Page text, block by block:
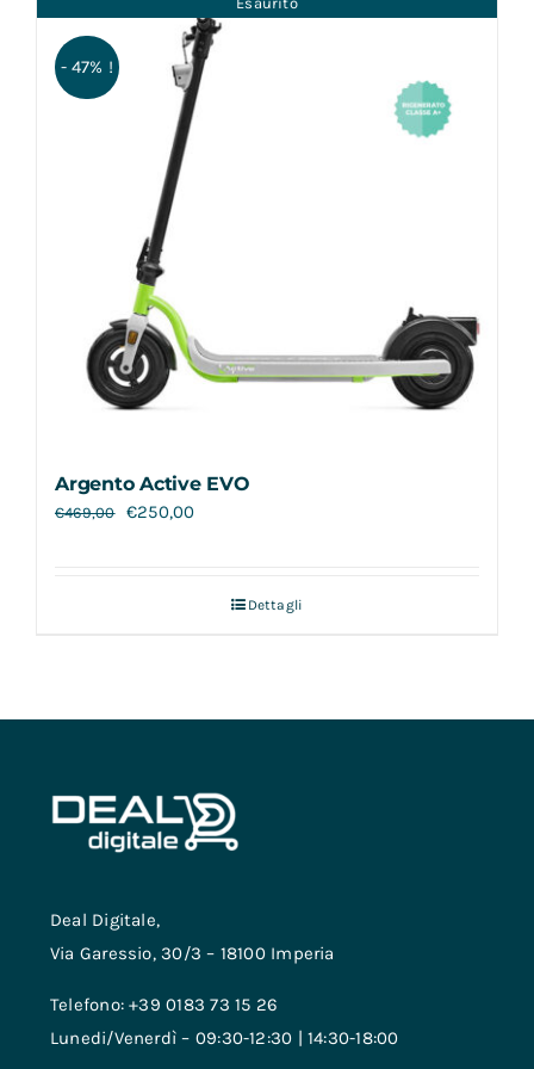
- 47% !
Argento Active EVO
€469,00 €250,00
Dettagli
Deal Digitale,
Via Garessio, 30/3 – 18100 Imperia
Telefono: +39 0183 73 15 26
Lunedi/Venerdì – 09:30-12:30 | 14:30-18:00